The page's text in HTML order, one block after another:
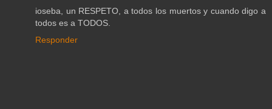
ioseba, un RESPETO, a todos los muertos y cuando digo a
todos es a TODOS.
Responder